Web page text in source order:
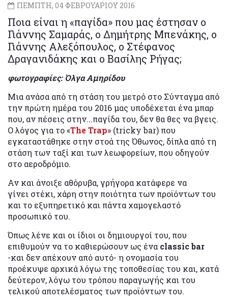
ΠΕΜΠΤΗ, 04 ΦΕΒΡΟΥΑΡΙΟΥ 2016
Ποια είναι η «παγίδα» που μας έστησαν ο
Γιάννης Σαμαράς, ο Δημήτρης Μπενάκης, ο
Γιάννης Αλεξόπουλος, o Στέφανος
Δραγανιδάκης και ο Βασίλης Ρήγας;
φωτογραφίες: Όλγα Αμηρίδου
Μια ανάσα από τη στάση του μετρό στο Σύνταγμα από
την πρώτη ημέρα του 2016 μας υποδέχεται ένα μπαρ
που, αν πέσεις στην...παγίδα του, δεν θα θες να βγεις.
Ο λόγος για το «The Trap» (tricky bar) που
εγκαταστάθηκε στην στοά της Όθωνος, δίπλα από τη
στάση των ταξί και των λεωφορείων, που οδηγούν
στο αεροδρόμιο.
Αν και άνοιξε αθόρυβα, γρήγορα κατάφερε να
γίνει στέκι, χάρη στην ποιότητα των προϊόντων του
και το εξυπηρετικό και πάντα χαμογελαστό
προσωπικό του.
Όπως λένε και οι ίδιοι οι δημιουργοί του, που
επιθυμούν να το καθιερώσουν ως ένα classic bar
-και δεν απέχουν από αυτό- η ονομασία του
προέκυψε αρχικά λόγω της τοποθεσίας του και, κατά
δεύτερον, λόγω του τρόπου παραγωγής και του
τελικού αποτελέσματος των προϊόντων του.